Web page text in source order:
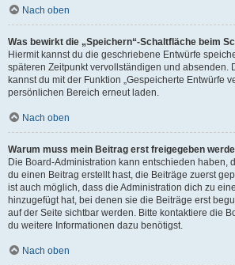
Nach oben
Was bewirkt die „Speichern“-Schaltfläche beim
Hiermit kannst du die geschriebene Entwürfe
späteren Zeitpunkt vervollständigen und absenden.
kannst du mit der Funktion „Gespeicherte Entwürfe
persönlichen Bereich erneut laden.
Nach oben
Warum muss mein Beitrag erst freigegeben
Die Board-Administration kann entschieden haben,
du einen Beitrag erstellt hast, die Beiträge zuerst
ist auch möglich, dass die Administration dich zu
hinzugefügt hat, bei denen sie die Beiträge erst
auf der Seite sichtbar werden. Bitte kontaktiere die
du weitere Informationen dazu benötigst.
Nach oben